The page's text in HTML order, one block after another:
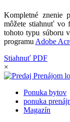
Kompletné znenie
môžete stiahnuť vo
tohoto typu súboru
programu Adobe
Stiahnuť PDF
×
Ponuka bytov
ponuka
Magazín